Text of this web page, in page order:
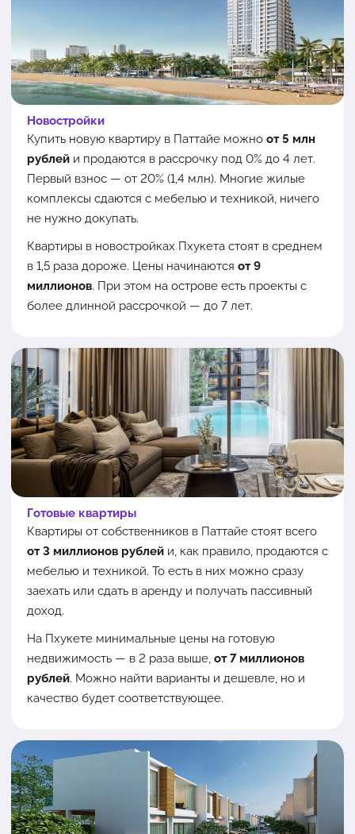
Новостройки
Купить новую квартиру в Паттайе можно от 5 млн
рублей и продаются в рассрочку под 0% до 4 лет.
Первый взнос — от 20% (1,4 млн). Многие жилые
комплексы сдаются с мебелью и техникой, ничего
не нужно докупать.
Квартиры в новостройках Пхукета стоят в среднем
в 1,5 раза дороже. Цены начинаются от 9
миллионов. При этом на острове есть проекты с
более длинной рассрочкой — до 7 лет.
Готовые квартиры
Квартиры от собственников в Паттайе стоят всего
от 3 миллионов рублей и, как правило, продаются с
мебелью и техникой. То есть в них можно сразу
заехать или сдать в аренду и получать пассивный
доход.
На Пхукете минимальные цены на готовую
недвижимость — в 2 раза выше, от 7 миллионов
рублей. Можно найти варианты и дешевле, но и
качество будет соответствующее.